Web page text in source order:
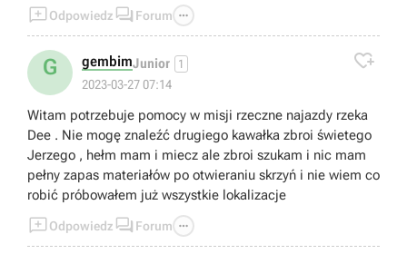
Odpowiedz  Forum 
G gembimJunior 1
2023-03-27 07:14

Witam potrzebuje pomocy w misji rzeczne najazdy rzeka
Dee . Nie mogę znaleźć drugiego kawałka zbroi świetego
Jerzego , hełm mam i miecz ale zbroi szukam i nic mam
pełny zapas materiałów po otwieraniu skrzyń i nie wiem co
robić próbowałem już wszystkie lokalizacje
Odpowiedz  Forum 